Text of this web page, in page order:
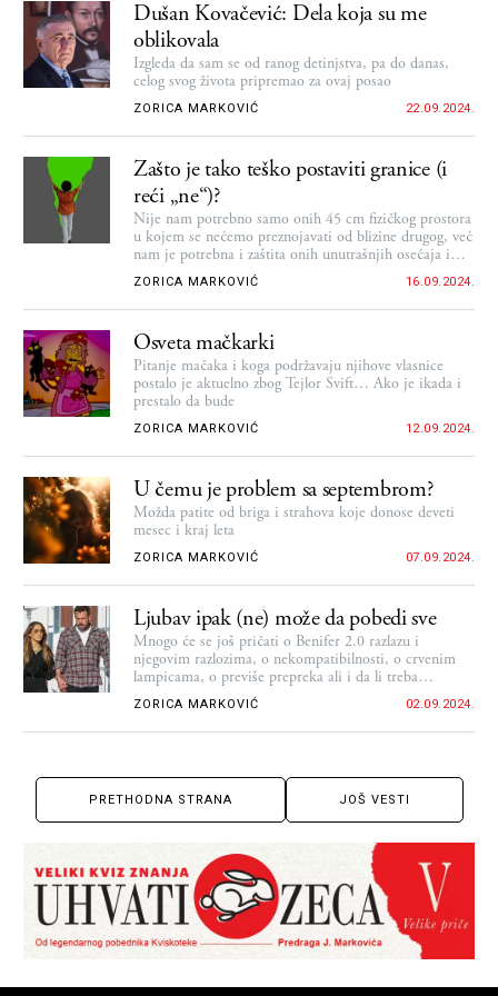
Dušan Kovačević: Dela koja su me
oblikovala
Izgleda da sam se od ranog detinjstva, pa do danas,
celog svog života pripremao za ovaj posao
ZORICA MARKOVIĆ 22.09.2024.
Zašto je tako teško postaviti granice (i
reći „ne“)?
Nije nam potrebno samo onih 45 cm fizičkog prostora
u kojem se nećemo preznojavati od blizine drugog, već
nam je potrebna i zaštita onih unutrašnjih osećaja i
sopstvenog mentalnog zdravlja. Jedna razumna crta iza
koje je naša dobrobit
ZORICA MARKOVIĆ 16.09.2024.
Osveta mačkarki
Pitanje mačaka i koga podržavaju njihove vlasnice
postalo je aktuelno zbog Tejlor Svift… Ako je ikada i
prestalo da bude
ZORICA MARKOVIĆ 12.09.2024.
U čemu je problem sa septembrom?
Možda patite od briga i strahova koje donose deveti
mesec i kraj leta
ZORICA MARKOVIĆ 07.09.2024.
Ljubav ipak (ne) može da pobedi sve
Mnogo će se još pričati o Benifer 2.0 razlazu i
njegovim razlozima, o nekompatibilnosti, o crvenim
lampicama, o previše prepreka ali i da li treba
obnavljati romansu i kada (ne)
ZORICA MARKOVIĆ 02.09.2024.
PRETHODNA STRANA JOŠ VESTI